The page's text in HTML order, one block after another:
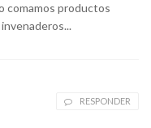
comamos productos
RESPONDER